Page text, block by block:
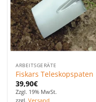
ARBEITSGERÄTE
Fiskars Teleskopspaten
39,90€
Zzgl. 19% MwSt.
zzgl.Versand